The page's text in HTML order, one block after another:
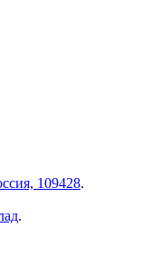
109428.
.